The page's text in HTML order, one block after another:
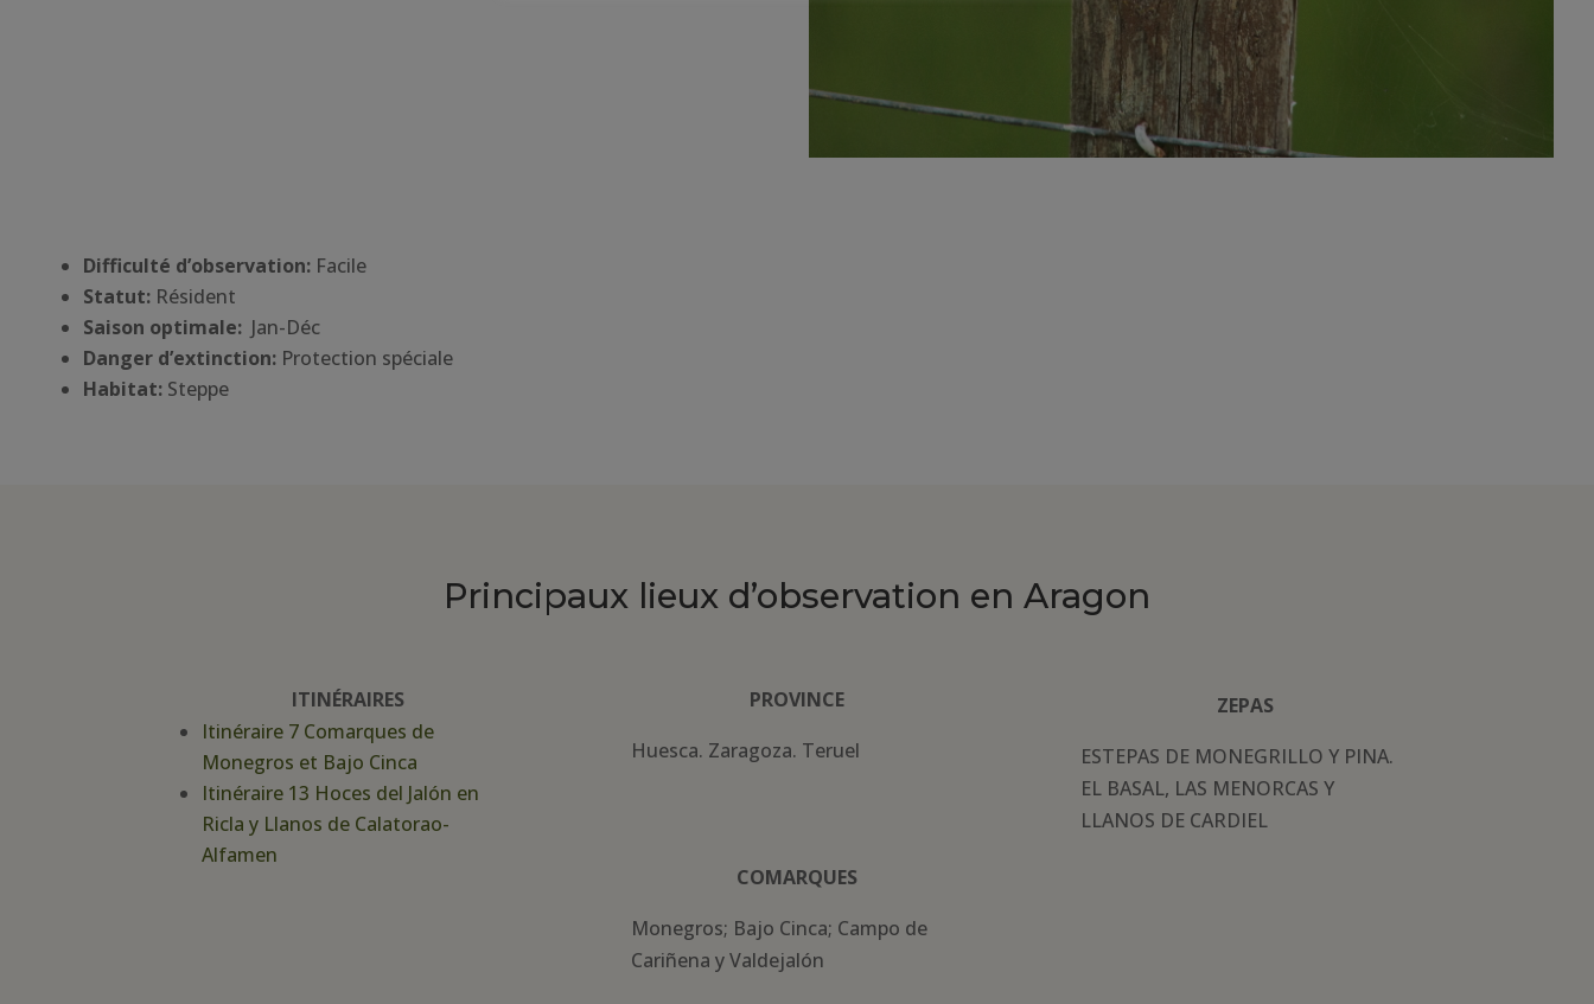
Difficulté d’observation:Facile
Statut:Résident
Saison optimale:Jan-Déc
Danger d’extinction:Protection spéciale
Habitat:Steppe
Principaux lieux d’observation en Aragon
ITINÉRAIRES
Itinéraire 7 Comarques de
Monegros et Bajo Cinca
Itinéraire 13 Hoces del Jalón en
Ricla y Llanos de Calatorao-
Alfamen
PROVINCE
Huesca. Zaragoza. Teruel
COMARQUES
Monegros; Bajo Cinca; Campo de
Cariñena y Valdejalón
ZEPAS
ESTEPAS DE MONEGRILLO Y PINA.
EL BASAL, LAS MENORCAS Y
LLANOS DE CARDIEL